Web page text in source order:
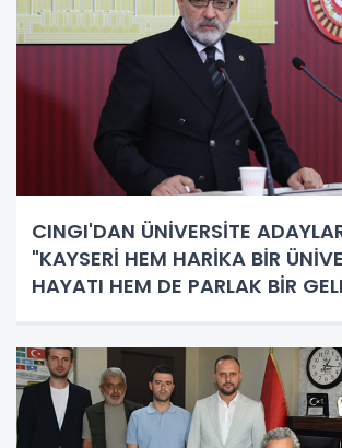
CINGI'DAN ÜNİVERSİTE
"KAYSERİ HEM HARİKA BİR
HAYATI HEM DE PARLAK BİR